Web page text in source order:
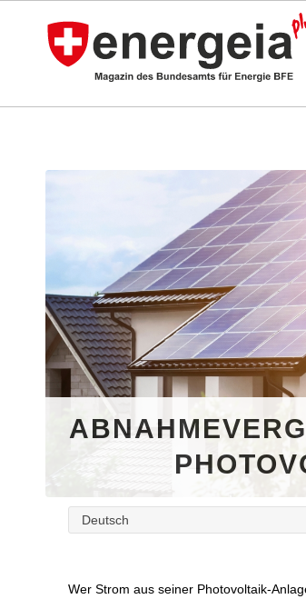
Deutsch
Wer Strom aus seiner Photovoltaik-